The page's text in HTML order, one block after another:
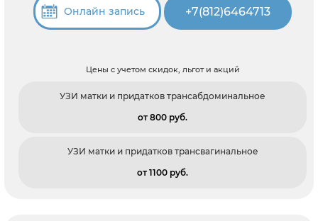
Онлайн запись +7(812)6464713
Цены с учетом скидок, льгот и акций
УЗИ матки и придатков трансабдоминальное
от 800 pуб.
УЗИ матки и придатков трансвагинальное
от 1100 pуб.